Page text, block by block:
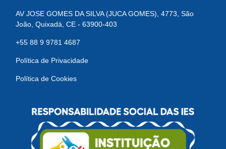
AV JOSE GOMES DA SILVA (JUCA GOMES), 4773, São
João, Quixadá, CE - 63900-403
+55 88 9 9781 4687
Política de Privacidade
Política de Cookies